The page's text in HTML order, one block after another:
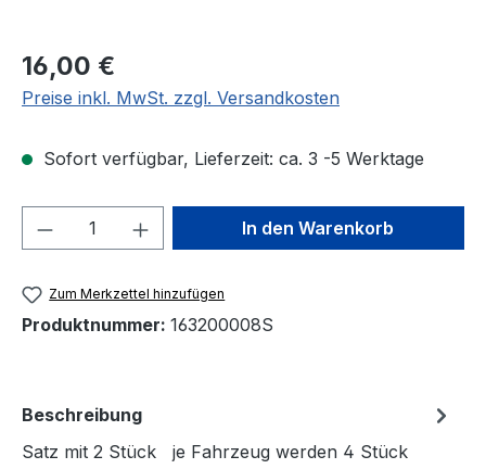
Regulärer Preis:
16,00 €
Preise inkl. MwSt. zzgl. Versandkosten
Sofort verfügbar, Lieferzeit: ca. 3 -5 Werktage
Produkt Anzahl: Gib denIn den Warenkorb
Zum Merkzettel hinzufügen
Produktnummer: 163200008S
Beschreibung
Satz mit 2 Stück je Fahrzeug werden 4 Stück